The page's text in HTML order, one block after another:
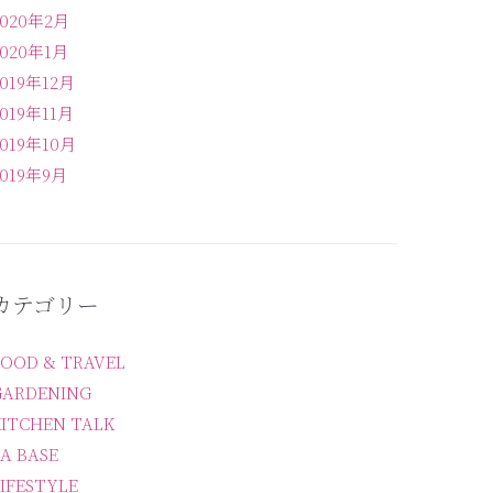
年2月
年1月
年12月
年11月
年10月
年9月
テゴリー
& TRAVEL
TALK
BASE